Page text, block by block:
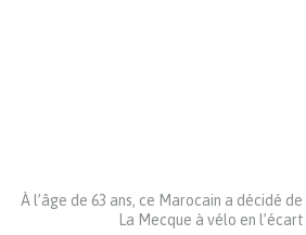
À l’âge de 63 ans, ce Marocain a décidé
La Mecque à vélo en